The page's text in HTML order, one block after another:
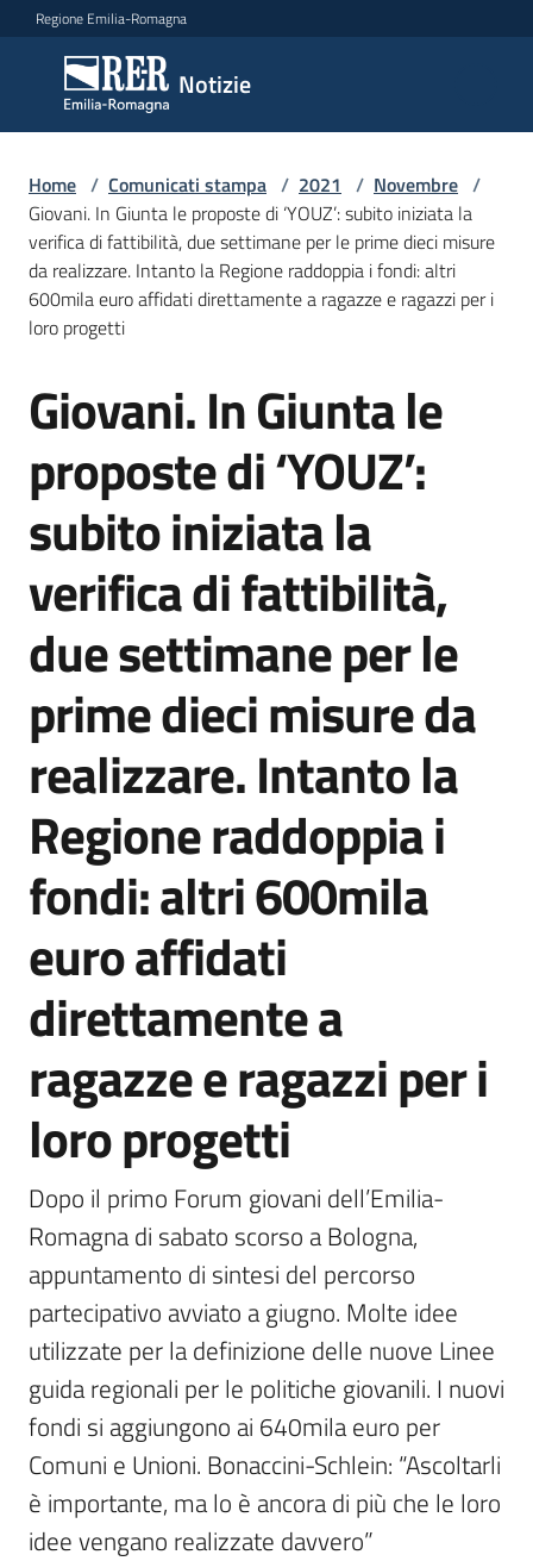
Vai al contenuto
Vai alla navigazione
Vai al footer
Regione Emilia-Romagna
Notizie
Notizie
Comunicati
stampa
Menu selezionato
Cerca
un
comunicato
Risorse
Agenzia
di
informazione
comunicazione
Seguici
su
Home / Comunicati stampa / 2021 / Novembre /
Giovani. In Giunta le proposte di ‘YOUZ’: subito iniziata la
verifica di fattibilità, due settimane per le prime dieci misure
da realizzare. Intanto la Regione raddoppia i fondi: altri
600mila euro affidati direttamente a ragazze e ragazzi per i
loro progetti
Salta al contenuto
Giovani. In Giunta le
proposte di ‘YOUZ’:
subito iniziata la
verifica di fattibilità,
due settimane per le
prime dieci misure da
realizzare. Intanto la
Regione raddoppia i
fondi: altri 600mila
euro affidati
direttamente a
ragazze e ragazzi per i
loro progetti
Dopo il primo Forum giovani dell’Emilia-
Romagna di sabato scorso a Bologna,
appuntamento di sintesi del percorso
partecipativo avviato a giugno. Molte idee
utilizzate per la definizione delle nuove Linee
guida regionali per le politiche giovanili. I nuovi
fondi si aggiungono ai 640mila euro per
Comuni e Unioni. Bonaccini-Schlein: “Ascoltarli
è importante, ma lo è ancora di più che le loro
idee vengano realizzate davvero”